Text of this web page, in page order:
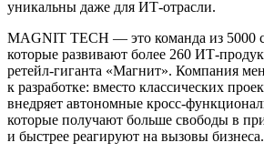
уникальны даже для ИТ-отрасли.
MAGNIT TECH — это команда из 5000
которые развивают более 260 ИТ-
ретейл-гиганта «Магнит». Компания
к разработке: вместо классических
внедряет автономные кросс-
которые получают больше свободы в
и быстрее реагируют на вызовы бизнеса.